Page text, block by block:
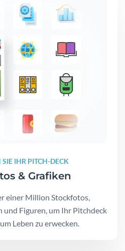
SIE IHR PITCH-DECK
& Grafiken
einer Million Stockfotos,
und Figuren, um Ihr Pitchdeck
Leben zu erwecken.